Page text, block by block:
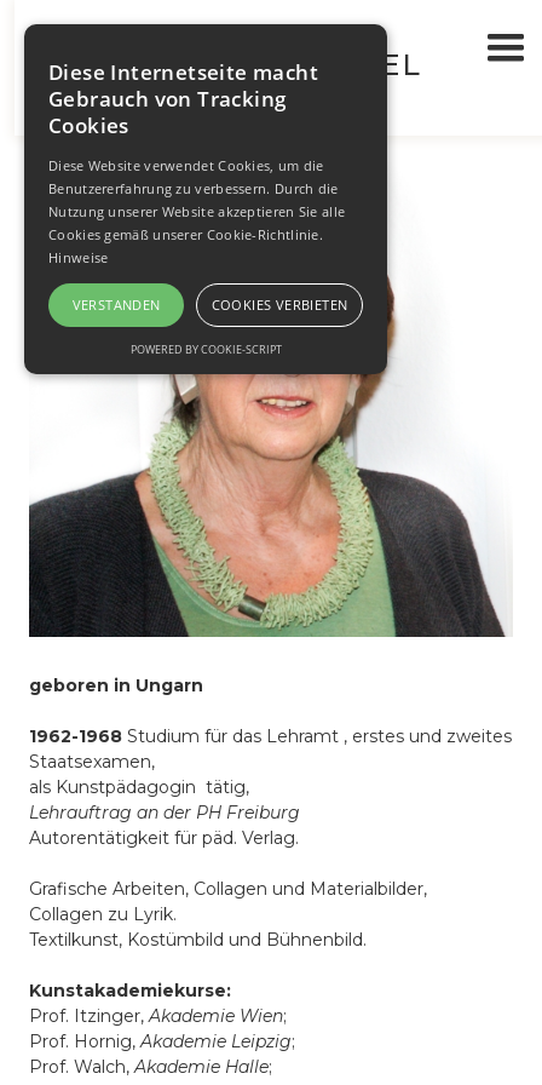
WALTRAUT BRÜGEL
PORTRAIT
geboren in Ungarn
1962-1968 Studium für das Lehramt , erstes und zweites
Staatsexamen,
als Kunstpädagogin tätig,
Lehrauftrag an der PH Freiburg
Autorentätigkeit für päd. Verlag.
Grafische Arbeiten, Collagen und Materialbilder,
Collagen zu Lyrik.
Textilkunst, Kostümbild und Bühnenbild.
Kunstakademiekurse:
Prof. Itzinger,Akademie Wien;
Prof. Hornig,Akademie Leipzig;
Prof. Walch,Akademie Halle;
Diese Internetseite macht
Gebrauch von Tracking
Cookies
Diese Website verwendet Cookies, um die
Benutzererfahrung zu verbessern. Durch die
Nutzung unserer Website akzeptieren Sie alle
Cookies gemäß unserer Cookie-Richtlinie.
Hinweise
VERSTANDEN COOKIES VERBIETEN
POWERED BY COOKIE-SCRIPT